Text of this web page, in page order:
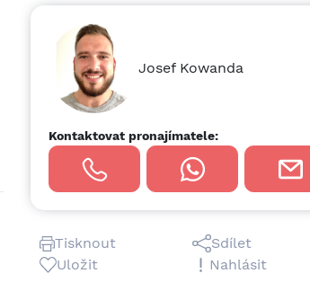
Josef Kowanda
Kontaktovat pronajímatele:
Tisknout
Sdílet
Uložit
Nahlásit